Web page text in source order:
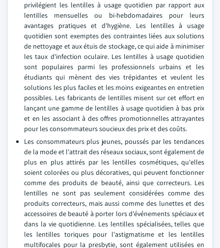
privilégient les lentilles à usage quotidien par rapport aux
lentilles mensuelles ou bi-hebdomadaires pour leurs
avantages pratiques et d'hygiène. Les lentilles à usage
quotidien sont exemptes des contraintes liées aux solutions
de nettoyage et aux étuis de stockage, ce qui aide à minimiser
les taux d'infection oculaire. Les lentilles à usage quotidien
sont populaires parmi les professionnels urbains et les
étudiants qui mènent des vies trépidantes et veulent les
solutions les plus faciles et les moins exigeantes en entretien
possibles. Les fabricants de lentilles misent sur cet effort en
lançant une gamme de lentilles à usage quotidien à bas prix
et en les associant à des offres promotionnelles attrayantes
pour les consommateurs soucieux des prix et des coûts.
Les consommateurs plus jeunes, poussés par les tendances
de la mode et l'attrait des réseaux sociaux, sont également de
plus en plus attirés par les lentilles cosmétiques, qu'elles
soient colorées ou plus décoratives, qui peuvent fonctionner
comme des produits de beauté, ainsi que correcteurs. Les
lentilles ne sont pas seulement considérées comme des
produits correcteurs, mais aussi comme des lunettes et des
accessoires de beauté à porter lors d'événements spéciaux et
dans la vie quotidienne. Les lentilles spécialisées, telles que
les lentilles toriques pour l'astigmatisme et les lentilles
multifocales pour la presbytie, sont également utilisées en